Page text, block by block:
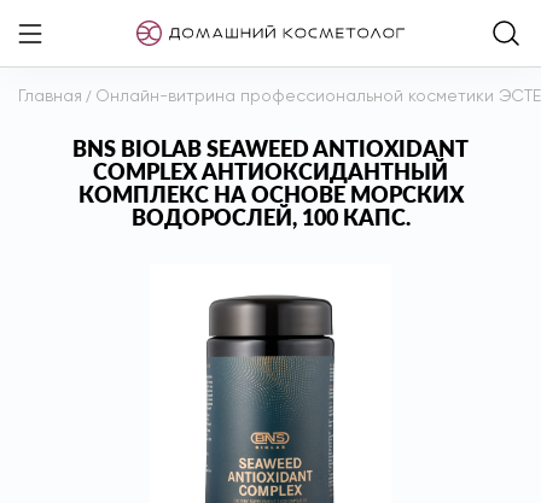
Главная / Онлайн-витрина профессиональной косметики
BNS BIOLAB SEAWEED ANTIOXIDANT
COMPLEX АНТИОКСИДАНТНЫЙ
КОМПЛЕКС НА ОСНОВЕ МОРСКИХ
ВОДОРОСЛЕЙ, 100 КАПС.